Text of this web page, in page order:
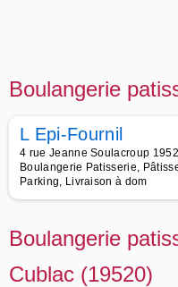
Boulangerie
L Epi-Fournil
4 rue Jeanne Soulacroup
Boulangerie Patisserie,
Parking, Livraison à dom
Boulangerie
Cublac (19520)